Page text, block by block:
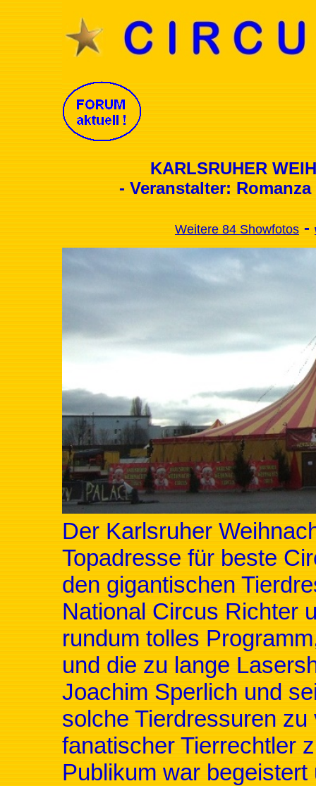
KARLSRUHER
- Veranstalter:
Weitere 84 Showfotos -
Der Karlsruher
Topadresse für beste
den gigantischen
National Circus Richter
rundum tolles
und die zu lange
Joachim Sperlich und
solche Tierdressuren
fanatischer Tierrechtler
Publikum war